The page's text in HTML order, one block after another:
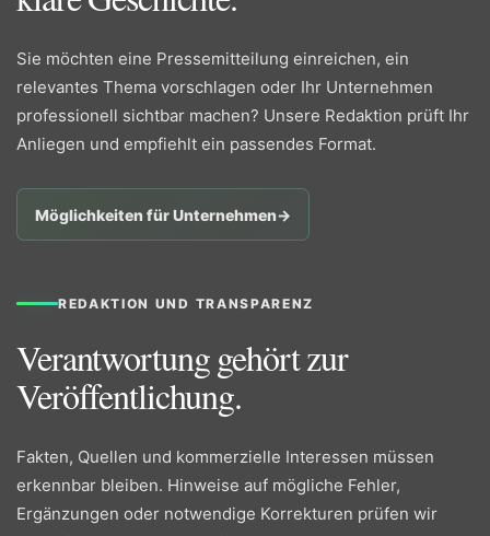
Sie möchten eine Pressemitteilung einreichen, ein
relevantes Thema vorschlagen oder Ihr Unternehmen
professionell sichtbar machen? Unsere Redaktion prüft Ihr
Anliegen und empfiehlt ein passendes Format.
Möglichkeiten für Unternehmen→
REDAKTION UND TRANSPARENZ
Verantwortung gehört zur
Veröffentlichung.
Fakten, Quellen und kommerzielle Interessen müssen
erkennbar bleiben. Hinweise auf mögliche Fehler,
Ergänzungen oder notwendige Korrekturen prüfen wir